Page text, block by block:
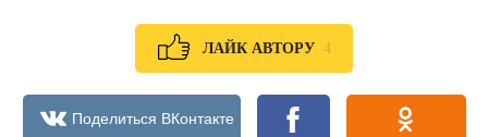
ЛАЙК АВТОРУ 4